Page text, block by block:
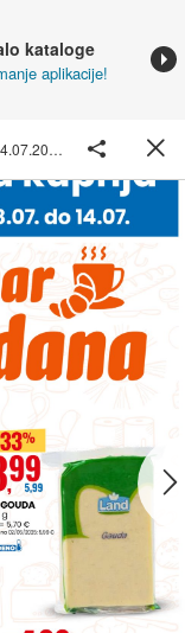
kataloge
aplikacije!